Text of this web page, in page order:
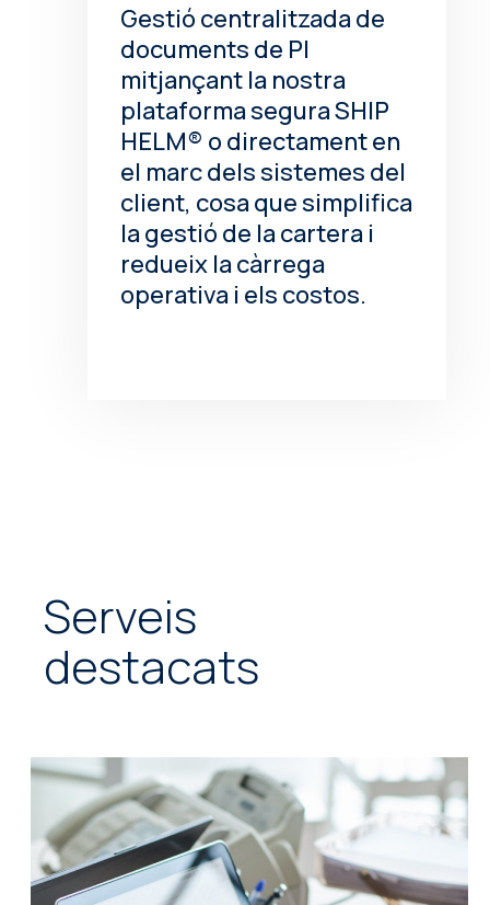
Gestió centralitzada de
documents de PI
mitjançant la nostra
plataforma segura SHIP
HELM® o directament en
el marc dels sistemes del
client, cosa que simplifica
la gestió de la cartera i
redueix la càrrega
operativa i els costos.
Serveis
destacats